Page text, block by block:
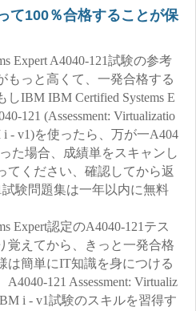
て100％合格することが保
Expert A4040-121試験の参考
もっと高くて、一発合格する
IBM IBM Certified Systems E
121 (Assessment: Virtualizatio
i - v1)を使ったら、万が一A404
た場合、成績単をスキャンし
てください、確認してから返
験問題集は一年以内に無料
Expert認定のA4040-121テス
覚えてから、きっと一発合格
は簡単にIT知識を身につける
121 Assessment: Virtualiz
i - v1試験のスキルを習得す